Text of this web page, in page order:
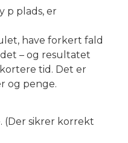
p plads, er
have forkert fald
– og resultatet
tid. Det er
og penge.
(Der sikrer korrekt